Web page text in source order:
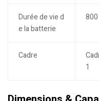
Durée de vie d
e la batterie
Cadre
1